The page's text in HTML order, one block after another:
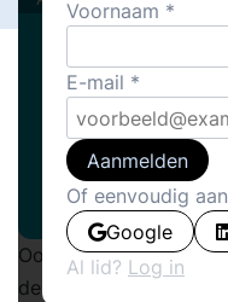
Ook al is leren iets
de context van ons
Voornaam
E-mail
Aanmelden
Of eenvoudig
Google
Al lid? Log in